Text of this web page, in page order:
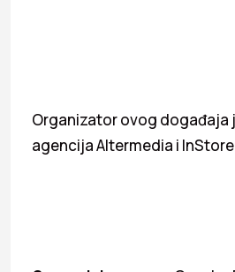
Organizator ovog događaja
agencija Altermedia i